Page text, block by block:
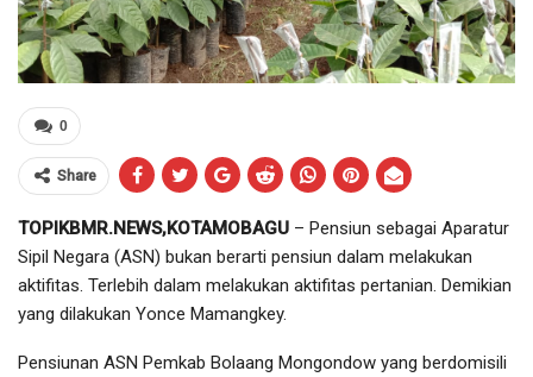
0
Share
TOPIKBMR.NEWS,KOTAMOBAGU – Pensiun sebagai Aparatur
Sipil Negara (ASN) bukan berarti pensiun dalam melakukan
aktifitas. Terlebih dalam melakukan aktifitas pertanian. Demikian
yang dilakukan Yonce Mamangkey.
Pensiunan ASN Pemkab Bolaang Mongondow yang berdomisili